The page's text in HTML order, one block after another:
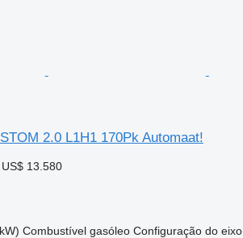
2.0 L1H1 170Pk Automaat!
13.580
Combustível gasóleo Configuração do eixo